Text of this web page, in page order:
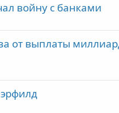
войну с банками
от выплаты